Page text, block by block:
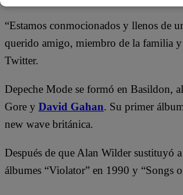
“Estamos conmocionados y llenos de
querido amigo, miembro de la familia
Twitter.
Depeche Mode se formó en Basildon,
Gore y David Gahan. Su primer
new wave británica.
Después de que Alan Wilder sustituyó
álbumes “Violator” en 1990 y “Songs